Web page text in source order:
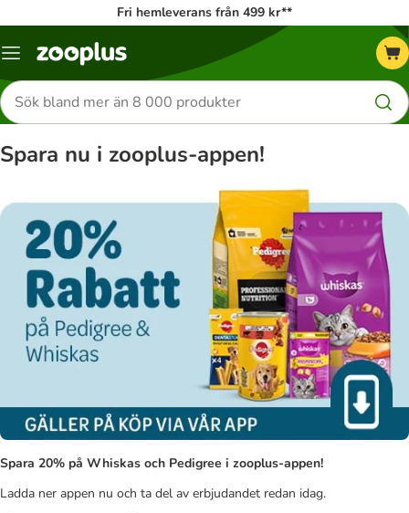
Fri hemleverans från 499 kr**
Katalogmeny
Sök
efter
produkter
Spara nu i zooplus-appen!
Spara 20% på Whiskas och Pedigree i zooplus-appen!
Ladda ner appen nu och ta del av erbjudandet redan idag.